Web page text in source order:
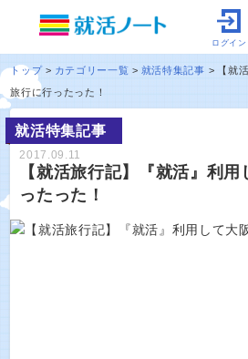
ログイン
トップ カテゴリー一覧 就活特集記事
【就
旅行に行ったった！
就活特集記事
2017.09.11
【就活旅行記】『就活』利
ったった！